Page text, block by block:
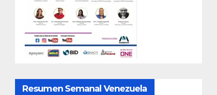
Resumen Semanal Venezuela